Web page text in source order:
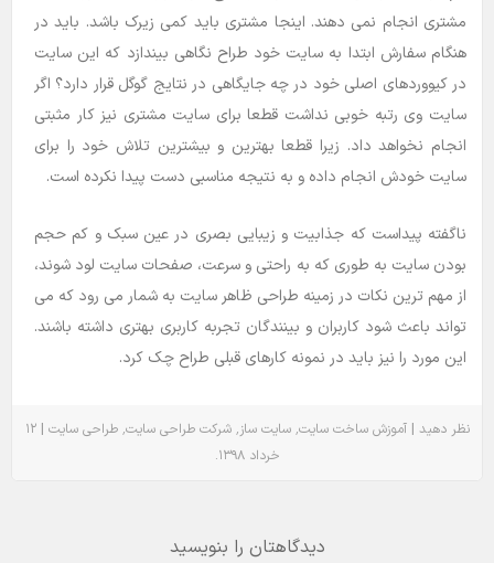
مشتری انجام نمی دهند. اینجا مشتری باید کمی زیرک باشد. باید در
هنگام سفارش ابتدا به سایت خود طراح نگاهی بیندازد که این سایت
در کیووردهای اصلی خود در چه جایگاهی در نتایج گوگل قرار دارد؟ اگر
سایت وی رتبه خوبی نداشت قطعا برای سایت مشتری نیز کار مثبتی
انجام نخواهد داد. زیرا قطعا بهترین و بیشترین تلاش خود را برای
سایت خودش انجام داده و به نتیجه مناسبی دست پیدا نکرده است.
ناگفته پیداست که جذابیت و زیبایی بصری در عین سبک و کم حجم
بودن سایت به طوری که به راحتی و سرعت، صفحات سایت لود شوند،
از مهم ترین نکات در زمینه طراحی ظاهر سایت به شمار می رود که می
تواند باعث شود کاربران و بینندگان تجربه کاربری بهتری داشته باشند.
این مورد را نیز باید در نمونه کارهای قبلی طراح چک کرد.
نظر دهید |آموزش ساخت سایت٬ سایت ساز٬ شرکت طراحی سایت٬ طراحی سایت |۱۲
خرداد ۱۳۹۸
.
دیدگاهتان را بنویسید